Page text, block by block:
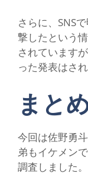
さらに、SNS
撃したという
されています
った発表はさ
まと
今回は佐野勇
弟もイケメン
調査しました。